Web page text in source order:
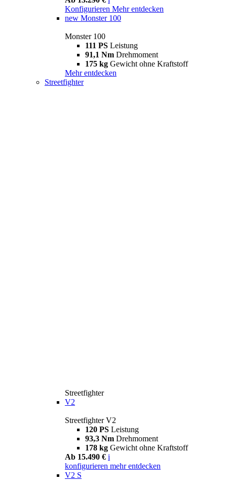
Konfigurieren Mehr entdecken
new Monster 100
Monster 100
111 PS Leistung
91,1 Nm Drehmoment
175 kg Gewicht ohne Kraftstoff
Mehr entdecken
Streetfighter
Streetfighter
V2
Streetfighter V2
120 PS Leistung
93,3 Nm Drehmoment
178 kg Gewicht ohne Kraftstoff
Ab 15.490 € i
konfigurieren mehr entdecken
V2 S